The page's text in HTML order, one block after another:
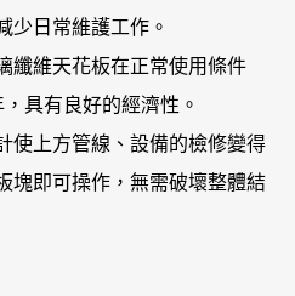
少日常維護工作。
纖維天花板在正常使用條件
具有良好的經濟性。
使上方管線、設備的檢修變得
塊即可操作，無需破壞整體結